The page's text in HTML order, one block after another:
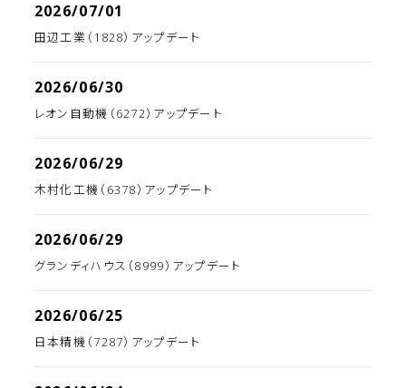
2026/07/01
田辺工業（1828）アップデート
2026/06/30
レオン自動機（6272）アップデート
2026/06/29
木村化工機（6378）アップデート
2026/06/29
グランディハウス（8999）アップデート
2026/06/25
日本精機（7287）アップデート